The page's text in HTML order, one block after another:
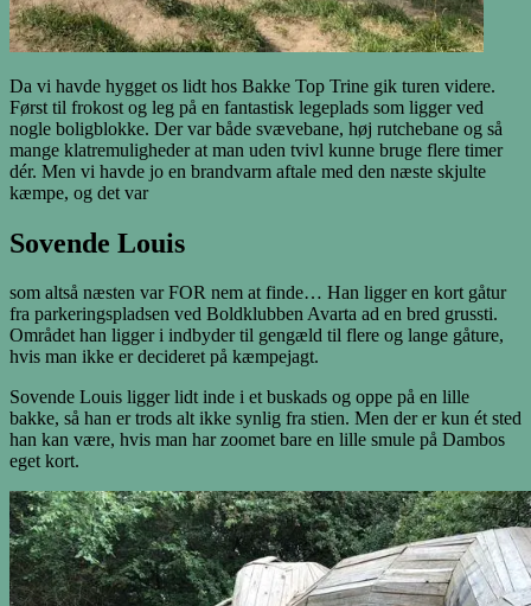
Da vi havde hygget os lidt hos Bakke Top Trine gik turen videre.
Først til frokost og leg på en fantastisk legeplads som ligger ved
nogle boligblokke. Der var både svævebane, høj rutchebane og så
mange klatremuligheder at man uden tvivl kunne bruge flere timer
dér. Men vi havde jo en brandvarm aftale med den næste skjulte
kæmpe, og det var
Sovende Louis
som altså næsten var FOR nem at finde… Han ligger en kort gåtur
fra parkeringspladsen ved Boldklubben Avarta ad en bred grussti.
Området han ligger i indbyder til gengæld til flere og lange gåture,
hvis man ikke er decideret på kæmpejagt.
Sovende Louis ligger lidt inde i et buskads og oppe på en lille
bakke, så han er trods alt ikke synlig fra stien. Men der er kun ét sted
han kan være, hvis man har zoomet bare en lille smule på Dambos
eget kort.